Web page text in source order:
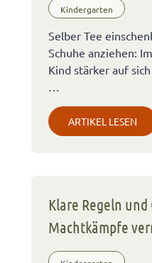
Kindergarten
Selber Tee
Schuhe anziehen:
Kind stärker auf
…
ARTIKEL LESEN
Klare Regeln
Machtkämpfe